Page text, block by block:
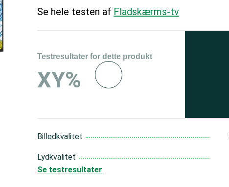
Se hele testen af Fladskærms-tv
Testresultater for dette produkt
XY%
Billedkvalitet
Lydkvalitet
Se testresultater